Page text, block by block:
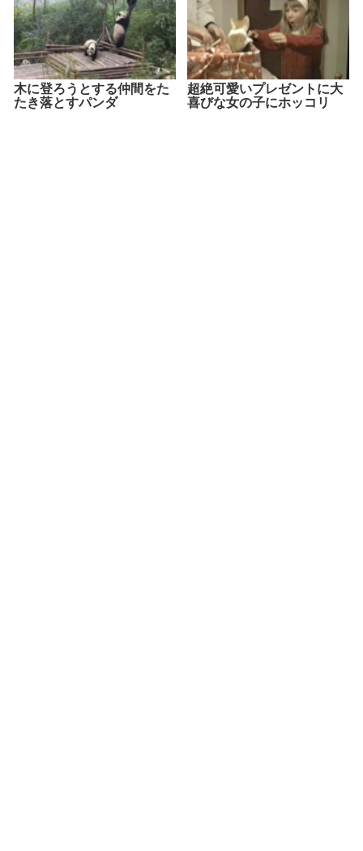
木に登ろうとする仲間をた
たき落とすパンダ
超絶可愛いプレゼントに大
喜びな女の子にホッコリ